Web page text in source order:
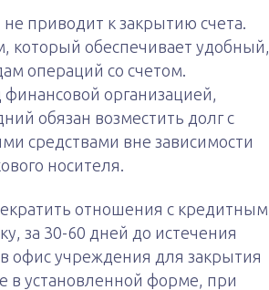
приводит к закрытию счета.
который обеспечивает удобный,
операций со счетом.
организацией,
обязан возместить долг с
средствами вне зависимости
носителя.
отношения с кредитным
за 30-60 дней до истечения
офис учреждения для закрытия
в установленной форме, при